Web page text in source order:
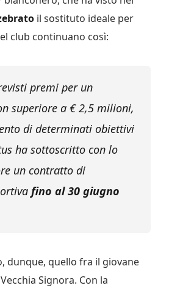
il sostituto ideale per
club continuano così:
premi per un
superiore a € 2,5 milioni,
di determinati obiettivi
ha sottoscritto con lo
un contratto di
fino al 30 giugno
dunque, quello fra il giovane
Signora. Con la